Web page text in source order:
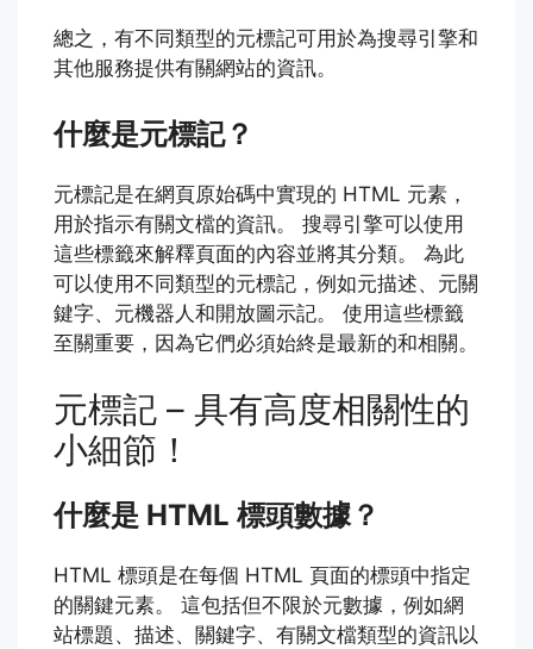
總之，有不同類型的元標記可用於為搜尋引擎和
其他服務提供有關網站的資訊。
什麼是元標記？
元標記是在網頁原始碼中實現的 HTML 元素，
用於指示有關文檔的資訊。 搜尋引擎可以使用
這些標籤來解釋頁面的內容並將其分類。 為此
可以使用不同類型的元標記，例如元描述、元關
鍵字、元機器人和開放圖示記。 使用這些標籤
至關重要，因為它們必須始終是最新的和相關。
元標記 – 具有高度相關性的
小細節！
什麼是 HTML 標頭數據？
HTML 標頭是在每個 HTML 頁面的標頭中指定
的關鍵元素。 這包括但不限於元數據，例如網
站標題、描述、關鍵字、有關文檔類型的資訊以